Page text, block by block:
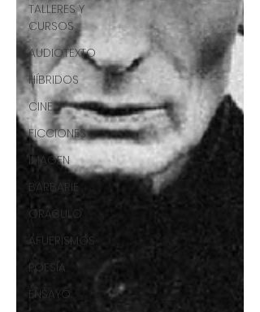
TALLERES Y
CURSOS
AUDIOTEXTO
HÍBRIDOS
CINE
FICCIONES
IMAGEN
BARBARIE
ORÁCULO
AFUERISMOS
POESÍA
ENSAYO